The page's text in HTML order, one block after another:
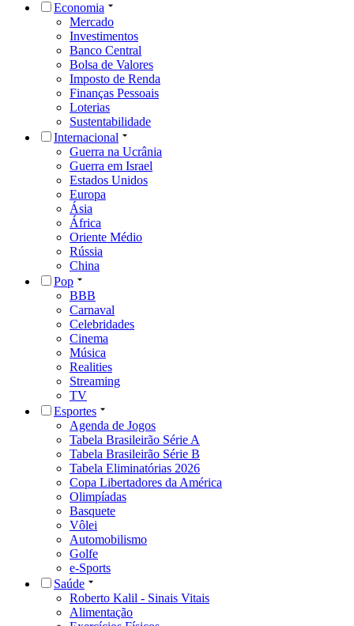
Economia
Mercado
Investimentos
Banco Central
Bolsa de Valores
Imposto de Renda
Finanças Pessoais
Loterias
Sustentabilidade
Internacional
Guerra na Ucrânia
Guerra em Israel
Estados Unidos
Europa
Ásia
África
Oriente Médio
Rússia
China
Pop
BBB
Carnaval
Celebridades
Cinema
Música
Realities
Streaming
TV
Esportes
Agenda de Jogos
Tabela Brasileirão Série A
Tabela Brasileirão Série B
Tabela Eliminatórias 2026
Copa Libertadores da América
Olimpíadas
Basquete
Vôlei
Automobilismo
Golfe
e-Sports
Saúde
Roberto Kalil - Sinais Vitais
Alimentação